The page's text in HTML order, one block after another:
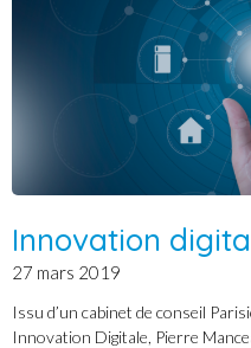
Innovation
27 mars 2019
Issu d’un cabinet de conseil
Innovation Digitale, Pierre